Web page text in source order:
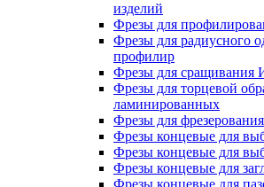
изделий
Фрезы для
Фрезы для радиусного
профилир
Фрезы для
Фрезы для торцевой
ламинированных
Фрезы для
Фрезы концевые для
Фрезы концевые для
Фрезы концевые для